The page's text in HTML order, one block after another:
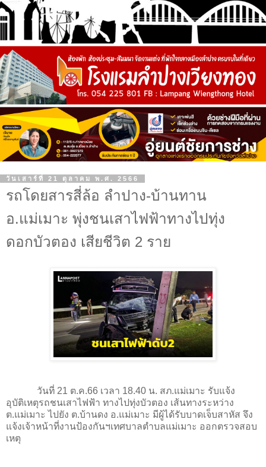
วันเสาร์ที่ 21 ตุลาคม พ.ศ. 2566
รถโดยสารสี่ล้อ ลำปาง-บ้านทาน
อ.แม่เมาะ พุ่งชนเสาไฟฟ้าทางไปทุ่ง
ดอกบัวตอง เสียชีวิต 2 ราย
วันที่ 21 ต.ค.66 เวลา 18.40 น. สภ.แม่เมาะ รับแจ้ง
อุบัติเหตุรถชนเสาไฟฟ้า ทางไปทุ่งบัวตอง เส้นทางระหว่าง
ต.แม่เมาะ ไปยัง ต.บ้านดง อ.แม่เมาะ มีผู้ได้รับบาดเจ็บสาหัส จึง
แจ้งเจ้าหน้าที่งานป้องกันฯเทศบาลตำบลแม่เมาะ ออกตรวจสอบ
เหตุ